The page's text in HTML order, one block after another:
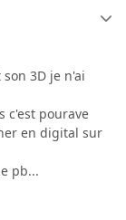
3D je n'ai
c'est pourave
en digital sur
pb...